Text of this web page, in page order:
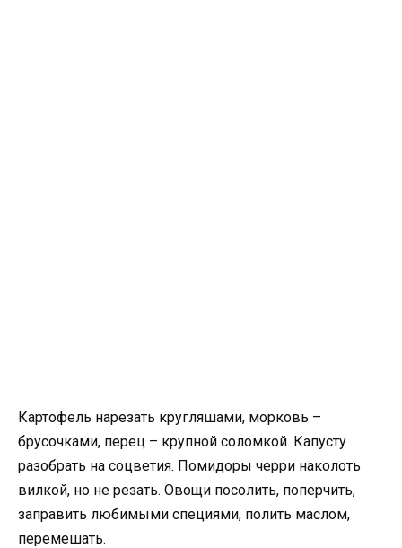
Картофель нарезать кругляшами, морковь –
брусочками, перец – крупной соломкой. Капусту
разобрать на соцветия. Помидоры черри наколоть
вилкой, но не резать. Овощи посолить, поперчить,
заправить любимыми специями, полить маслом,
перемешать.